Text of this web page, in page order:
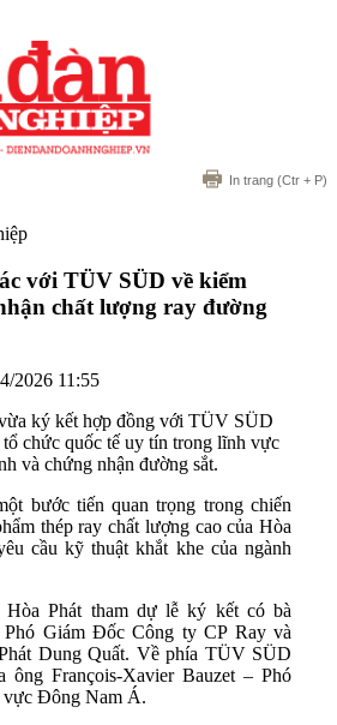
In trang (Ctr + P)
với TÜV SÜD về kiểm
chất lượng ray đường
2026 11:55
ký kết hợp đồng với TÜV SÜD
chức quốc tế uy tín trong lĩnh vực
và chứng nhận đường sắt.
bước tiến quan trọng trong chiến
thép ray chất lượng cao của Hòa
cầu kỹ thuật khắt khe của ngành
Phát tham dự lễ ký kết có bà
Giám Đốc Công ty CP Ray và
Dung Quất. Về phía TÜV SÜD
ông François-Xavier Bauzet – Phó
vực Đông Nam Á.